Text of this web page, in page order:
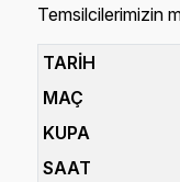
Temsilcilerimizin
TARİH
MAÇ
KUPA
SAAT